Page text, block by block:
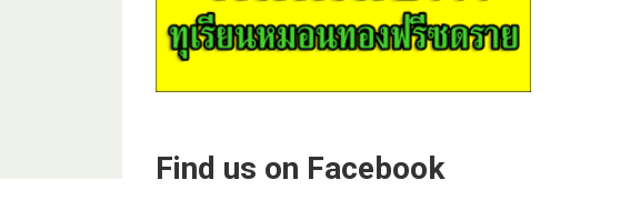
Find us on Facebook